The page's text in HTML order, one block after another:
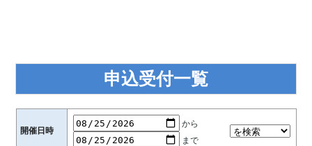
申込受付一覧
開催日時
から
まで